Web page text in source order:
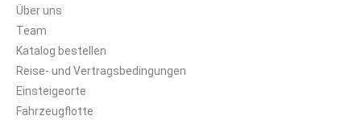
Über uns
Team
Katalog bestellen
Reise- und Vertragsbedingungen
Einsteigeorte
Fahrzeugflotte